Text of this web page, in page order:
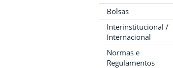
Bolsas
Interinstitucional /
Internacional
Normas e
Regulamentos